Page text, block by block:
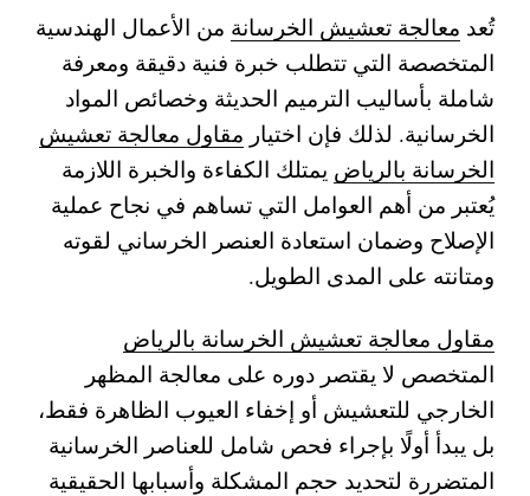
تُعد معالجة تعشيش الخرسانة من الأعمال الهندسية
المتخصصة التي تتطلب خبرة فنية دقيقة ومعرفة
شاملة بأساليب الترميم الحديثة وخصائص المواد
الخرسانية. لذلك فإن اختيار مقاول معالجة تعشيش
الخرسانة بالرياض يمتلك الكفاءة والخبرة اللازمة
يُعتبر من أهم العوامل التي تساهم في نجاح عملية
الإصلاح وضمان استعادة العنصر الخرساني لقوته
ومتانته على المدى الطويل.
مقاول معالجة تعشيش الخرسانة بالرياض
المتخصص لا يقتصر دوره على معالجة المظهر
الخارجي للتعشيش أو إخفاء العيوب الظاهرة فقط،
بل يبدأ أولًا بإجراء فحص شامل للعناصر الخرسانية
المتضررة لتحديد حجم المشكلة وأسبابها الحقيقية